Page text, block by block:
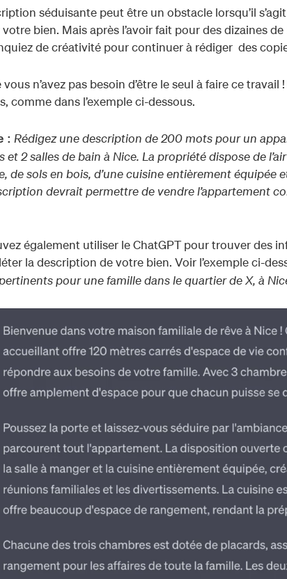
séduisante peut être un obstacle lorsqu’il
bien. Mais après l’avoir fait pour des dizaines
de créativité pour continuer à rédiger des
vous n’avez pas besoin d’être le seul à faire ce
comme dans l’exemple ci-dessous.
: Rédigez une description de 200 mots pour un
et 2 salles de bain à Nice. La propriété dispose de
de sols en bois, d’une cuisine entièrement équipée
devrait permettre de vendre l’appartement
également utiliser le ChatGPT pour trouver des
la description de votre bien. Voir l’exemple ci-
pour une famille dans le quartier de X, à